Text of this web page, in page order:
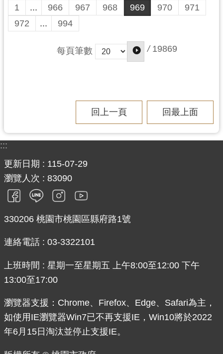
1 ... 966 967 968 969 970
971
972
... 994
每頁筆數 / 19869
回上一頁 回最上面
:::
更新日期
115-07-29
瀏覽人次
83090
330206 桃園市桃園區縣府路1號
連絡電話 : 03-3322101
上班時間 : 星期一至星期五 上午8:00至12:00 下午
13:00至17:00
瀏覽器支援：Chrome、Firefox、Edge、Safari為主，
如使用IE瀏覽器Win7已不再支援IE，Win10將於2022
年6月15日淘汰並停止支援IE。